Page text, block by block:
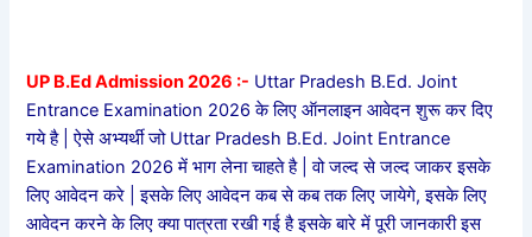
UP B.Ed Admission 2026 :- Uttar Pradesh B.Ed. Joint
Entrance Examination 2026 के लिए ऑनलाइन आवेदन शुरू कर दिए
गये है | ऐसे अभ्यर्थी जो Uttar Pradesh B.Ed. Joint Entrance
Examination 2026 में भाग लेना चाहते है | वो जल्द से जल्द जाकर इसके
लिए आवेदन करे | इसके लिए आवेदन कब से कब तक लिए जायेगे, इसके लिए
आवेदन करने के लिए क्या पात्रता रखी गई है इसके बारे में पूरी जानकारी इस